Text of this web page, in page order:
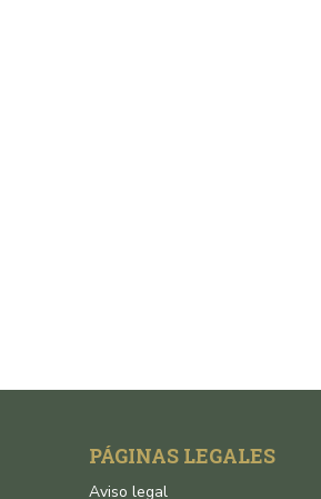
PÁGINAS LEGALES
Aviso legal